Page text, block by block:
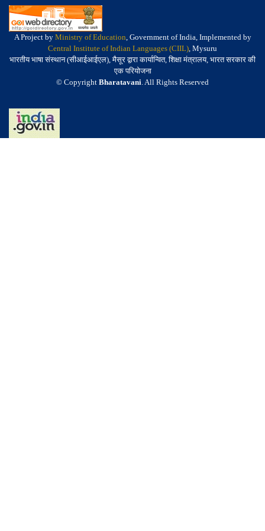
A Project by Ministry of Education, Government of India, Implemented by
Central Institute of Indian Languages (CIIL), Mysuru
भारतीय भाषा संस्थान (सीआईआईएल), मैसूर द्वारा कार्यान्वित, शिक्षा मंत्रालय, भारत सरकार की
एक परियोजना
© Copyright Bharatavani. All Rights Reserved